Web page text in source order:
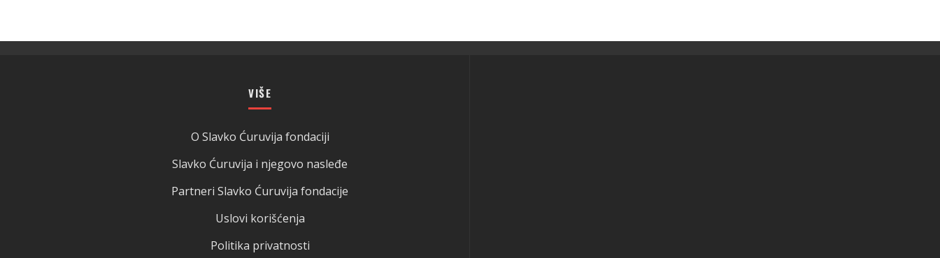
VIŠE
O Slavko Ćuruvija fondaciji
Slavko Ćuruvija i njegovo nasleđe
Partneri Slavko Ćuruvija fondacije
Uslovi korišćenja
Politika privatnosti